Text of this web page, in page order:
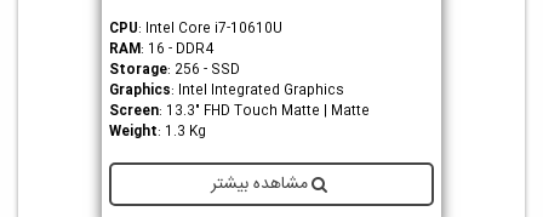
CPU: Intel Core i7-10610U
RAM: 16 - DDR4
Storage: 256 - SSD
Graphics: Intel Integrated Graphics
Screen: 13.3" FHD Touch Matte | Matte
Weight: 1.3 Kg
مشاهده بیشتر